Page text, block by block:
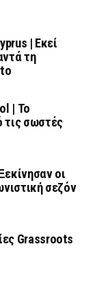
| Εκεί
τη
| Το
τις σωστές
οι
σεζόν
Grassroots